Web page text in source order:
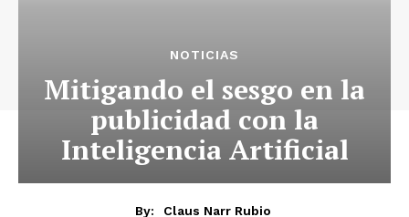
NOTICIAS
Mitigando el sesgo en la
publicidad con la
Inteligencia Artificial
By:
Claus Narr Rubio